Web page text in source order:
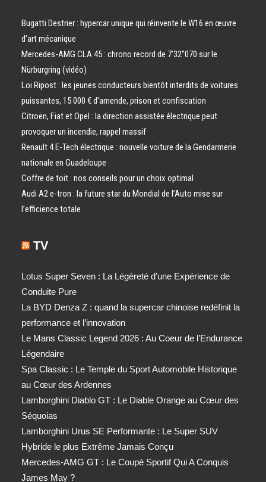
Bugatti Destrier : hypercar unique qui réinvente le W16 en œuvre
d’art mécanique
Mercedes-AMG CLA 45 : chrono record de 7’32″070 sur le
Nürburgring (vidéo)
Loi Ripost : les jeunes conducteurs bientôt interdits de voitures
puissantes, 15 000 € d’amende, prison et confiscation
Citroën, Fiat et Opel : la direction assistée électrique peut
provoquer un incendie, rappel massif
Renault 4 E-Tech électrique : nouvelle voiture de la Gendarmerie
nationale en Guadeloupe
Coffre de toit : nos conseils pour un choix optimal
Audi A2 e-tron : la future star du Mondial de l’Auto mise sur
l’efficience totale
TV
Lotus Super Seven : La Légèreté d’une Expérience de
Conduite Pure
La BYD Denza Z : quand la supercar chinoise redéfinit la
performance et l’innovation
Le Mans Classic Legend 2026 : Au Coeur de l’Endurance
Légendaire
Spa Classic : Le Temple du Sport Automobile Historique
au Cœur des Ardennes
Lamborghini Diablo GT : Le Diable Orange au Cœur des
Séquoias
Lamborghini Urus SE Performante : Le Super SUV
Hybride le plus Extrême Jamais Conçu
Mercedes-AMG GT : Le Coupé Sportif Qui A Conquis
James May ?